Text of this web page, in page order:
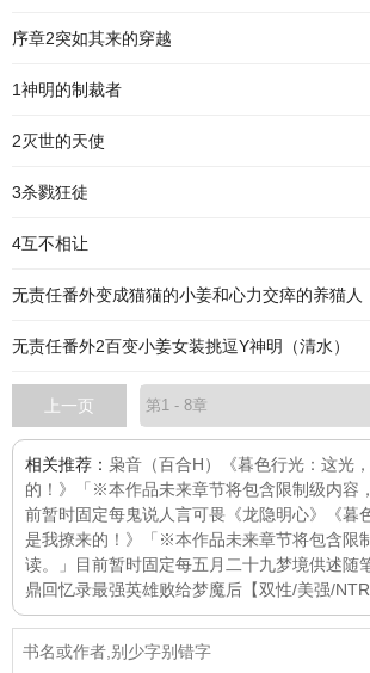
序章2突如其来的穿越
1神明的制裁者
2灭世的天使
3杀戮狂徒
4互不相让
无责任番外变成猫猫的小姜和心力交瘁的养猫人
无责任番外2百变小姜女装挑逗Y神明（清水）
上一页
相关推荐： 枭音（百合H）
《暮色行光：这光
的！》「※本作品未来章节将包含限制级内容
前暂时固定每鬼说人言可畏 《龙隐明心》
《
是我撩来的！》「※本作品未来章节将包含限
读。」目前暂时固定每五月二十九梦境供述随
鼎回忆录最强英雄败给梦魔后【双性/美强/